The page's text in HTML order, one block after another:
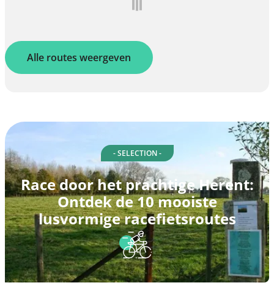
Alle routes weergeven
- SELECTION -
Race door het prachtige Herent:
Ontdek de 10 mooiste
lusvormige racefietsroutes